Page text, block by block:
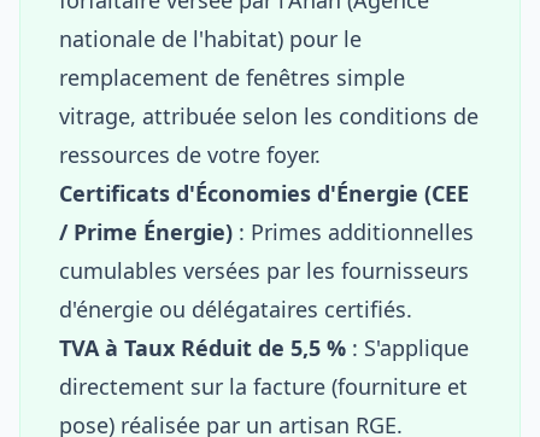
nationale de l'habitat) pour le
remplacement de fenêtres simple
vitrage, attribuée selon les conditions de
ressources de votre foyer.
Certificats d'Économies d'Énergie (CEE
/ Prime Énergie) : Primes additionnelles
cumulables versées par les fournisseurs
d'énergie ou délégataires certifiés.
TVA à Taux Réduit de 5,5 % : S'applique
directement sur la facture (fourniture et
pose) réalisée par un artisan RGE.